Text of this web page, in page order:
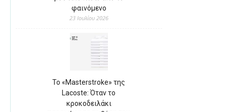
φαινόμενο
23 Ιουλίου 2026
Το «Masterstroke» της
Lacoste: Όταν το
κροκοδειλάκι